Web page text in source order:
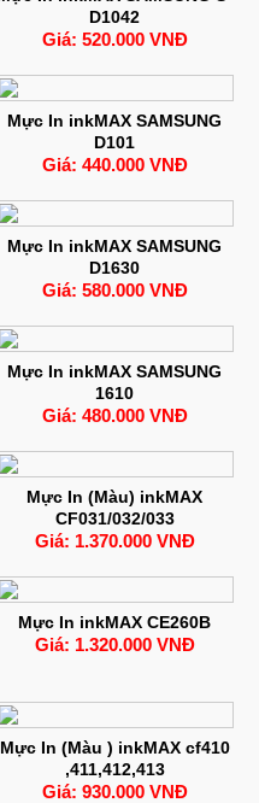
D1042
Giá: 520.000 VNĐ
Mực In inkMAX SAMSUNG
D101
Giá: 440.000 VNĐ
Mực In inkMAX SAMSUNG
D1630
Giá: 580.000 VNĐ
Mực In inkMAX SAMSUNG
1610
Giá: 480.000 VNĐ
Mực In (Màu) inkMAX
CF031/032/033
Giá: 1.370.000 VNĐ
Mực In inkMAX CE260B
Giá: 1.320.000 VNĐ
Mực In (Màu ) inkMAX cf410
,411,412,413
Giá: 930.000 VNĐ